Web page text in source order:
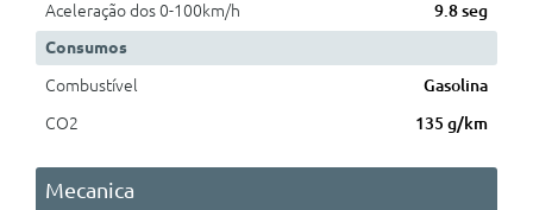
Aceleração dos 0-100km/h
9.8 seg
Consumos
Combustível
Gasolina
CO2
135 g/km
Mecanica